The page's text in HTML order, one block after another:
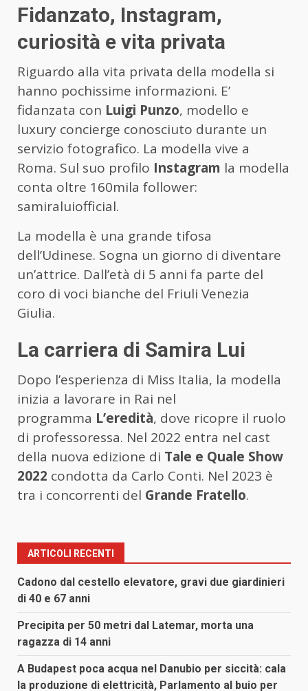
Fidanzato, Instagram,
curiosità e vita privata
Riguardo alla vita privata della modella si
hanno pochissime informazioni. E’
fidanzata con Luigi Punzo, modello e
luxury concierge conosciuto durante un
servizio fotografico. La modella vive a
Roma. Sul suo profilo Instagram la modella
conta oltre 160mila follower:
samiraluiofficial.
La modella è una grande tifosa
dell’Udinese. Sogna un giorno di diventare
un’attrice. Dall’età di 5 anni fa parte del
coro di voci bianche del Friuli Venezia
Giulia.
La carriera di Samira Lui
Dopo l’esperienza di Miss Italia, la modella
inizia a lavorare in Rai nel
programma L’eredità, dove ricopre il ruolo
di professoressa. Nel 2022 entra nel cast
della nuova edizione di Tale e Quale Show
2022 condotta da Carlo Conti. Nel 2023 è
tra i concorrenti del Grande Fratello.
ARTICOLI RECENTI
Cadono dal cestello elevatore, gravi due giardinieri
di 40 e 67 anni
Precipita per 50 metri dal Latemar, morta una
ragazza di 14 anni
A Budapest poca acqua nel Danubio per siccità: cala
la produzione di elettricità, Parlamento al buio per